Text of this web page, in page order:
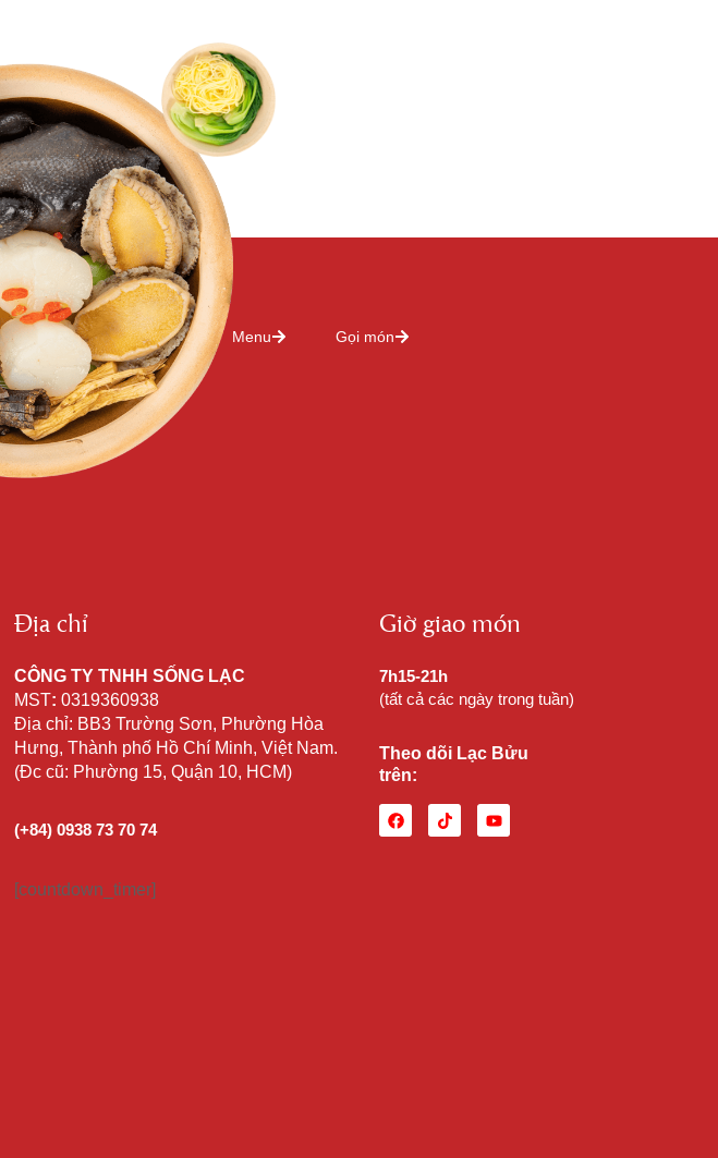
Menu Gọi món
Địa chỉ
CÔNG TY TNHH SỐNG LẠC
MST: 0319360938
Địa chỉ: BB3 Trường Sơn, Phường Hòa
Hưng, Thành phố Hồ Chí Minh, Việt Nam.
(Đc cũ: Phường 15, Quận 10, HCM)
(+84) 0938 73 70 74
[countdown_timer]
Giờ giao món
7h15-21h
(tất cả các ngày trong tuần)
Theo dõi Lạc Bửu
trên: